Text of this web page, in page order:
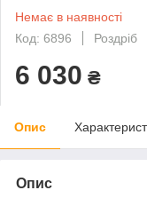
Немає в наявності
Код: 6896
Роздріб
6 030 ₴
Опис
Опис